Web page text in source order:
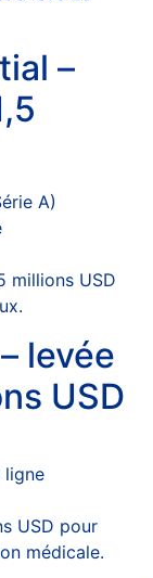
–
A)
millions USD
levée
USD
ligne
USD pour
médicale.